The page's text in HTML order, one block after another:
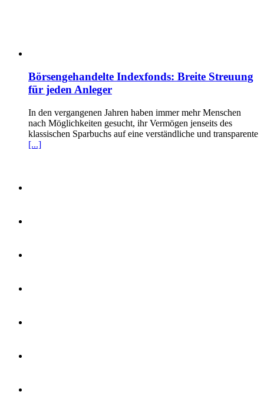
Börsengehandelte Indexfonds: Breite Streuung
für jeden Anleger
In den vergangenen Jahren haben immer mehr Menschen
nach Möglichkeiten gesucht, ihr Vermögen jenseits des
klassischen Sparbuchs auf eine verständliche und transparente
[...]